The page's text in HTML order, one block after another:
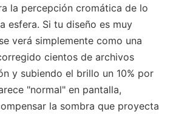
la percepción cromática de lo
esfera. Si tu diseño es muy
verá simplemente como una
cientos de archivos
y subiendo el brillo un 10% por
"normal" en pantalla,
la sombra que proyecta